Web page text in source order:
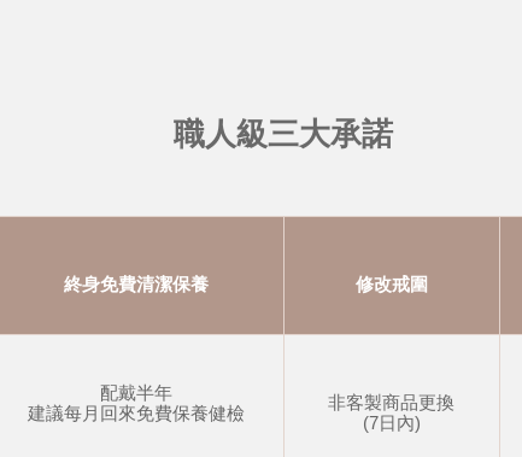
職人級三大承諾
終身免費清潔保養 修改戒圍
配戴半年
建議每月回來免費保養健檢
非客製商品更換
(7日內)